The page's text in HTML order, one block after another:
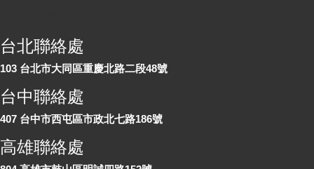
台北聯絡處
103 台北市大同區重慶北路二段48號
台中聯絡處
407 台中市西屯區市政北七路186號
高雄聯絡處